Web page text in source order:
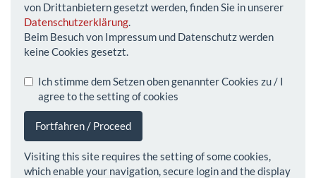
von Drittanbietern gesetzt werden, finden Sie in unserer
Datenschutzerklärung.
Beim Besuch von Impressum und Datenschutz werden
keine Cookies gesetzt.
Ich stimme dem Setzen oben genannter Cookies zu / I
agree to the setting of cookies
Fortfahren / Proceed
Visiting this site requires the setting of some cookies,
which enable your navigation, secure login and the display